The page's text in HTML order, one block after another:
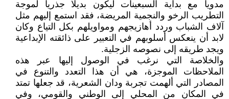
مدويا مع بداية السبعينات ليكون بديلا جذريا لموجة
التطريب الرخو والنجمية المريضة، فقد استمع إليهم مثل
آلاف الشباب وردد أهازيجهم ومواويلهم بكل التياع وكان
لابد أن ينعكس أسلوبهم في التعبير على ذائقته الإبداعية
ويجد طريقه إلى نصوصه الزجلية.
والخلاصة التي نرغب في الوصول إليها عبر هذه
الملاحظات الموجزة، هي أن هذا التعدد والتنوع في
المصادر التي ألهمت تجربة ودان الشعرية، قد جعلها تمتد
في المكان من المحلي إلى الوطني والقومي، وفي